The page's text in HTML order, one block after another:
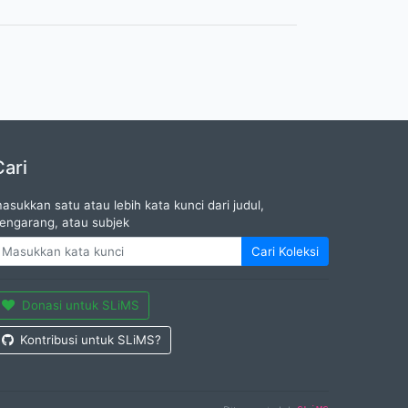
satu atau lebih kata kunci dari judul,
atau subjek
Cari Koleksi
Donasi untuk SLiMS
Kontribusi untuk SLiMS?